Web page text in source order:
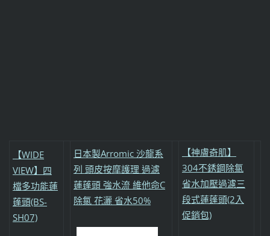
【WIDE
VIEW】四
檔多功能蓮
蓬頭(BS-
SH07)
日本製Arromic 沙龍系
列 頭皮按摩護理 過濾
蓮蓬頭 強水流 維他命C
除氯 花灑 省水50%
【神膚奇肌】
304不銹鋼除氯
省水加壓過濾三
段式蓮蓬頭(2入
促銷包)